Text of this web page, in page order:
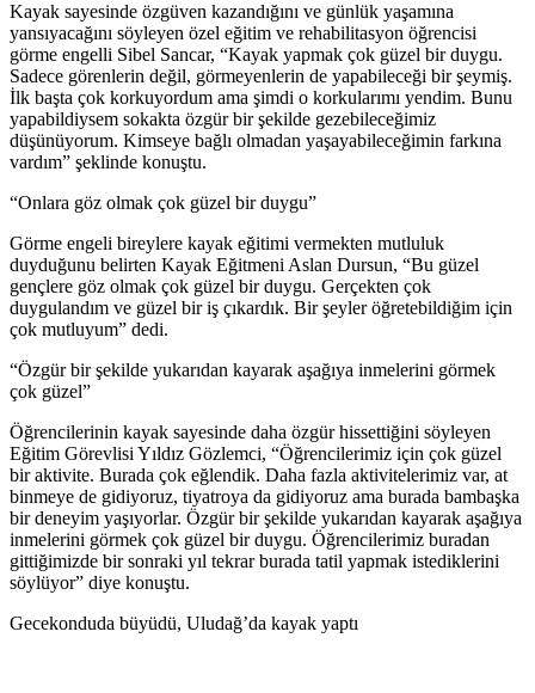
Kayak sayesinde özgüven kazandığını ve günlük yaşamına
yansıyacağını söyleyen özel eğitim ve rehabilitasyon öğrencisi
görme engelli Sibel Sancar, “Kayak yapmak çok güzel bir duygu.
Sadece görenlerin değil, görmeyenlerin de yapabileceği bir şeymiş.
İlk başta çok korkuyordum ama şimdi o korkularımı yendim. Bunu
yapabildiysem sokakta özgür bir şekilde gezebileceğimiz
düşünüyorum. Kimseye bağlı olmadan yaşayabileceğimin farkına
vardım” şeklinde konuştu.
“Onlara göz olmak çok güzel bir duygu”
Görme engeli bireylere kayak eğitimi vermekten mutluluk
duyduğunu belirten Kayak Eğitmeni Aslan Dursun, “Bu güzel
gençlere göz olmak çok güzel bir duygu. Gerçekten çok
duygulandım ve güzel bir iş çıkardık. Bir şeyler öğretebildiğim için
çok mutluyum” dedi.
“Özgür bir şekilde yukarıdan kayarak aşağıya inmelerini görmek
çok güzel”
Öğrencilerinin kayak sayesinde daha özgür hissettiğini söyleyen
Eğitim Görevlisi Yıldız Gözlemci, “Öğrencilerimiz için çok güzel
bir aktivite. Burada çok eğlendik. Daha fazla aktivitelerimiz var, at
binmeye de gidiyoruz, tiyatroya da gidiyoruz ama burada bambaşka
bir deneyim yaşıyorlar. Özgür bir şekilde yukarıdan kayarak aşağıya
inmelerini görmek çok güzel bir duygu. Öğrencilerimiz buradan
gittiğimizde bir sonraki yıl tekrar burada tatil yapmak istediklerini
söylüyor” diye konuştu.
Gecekonduda büyüdü, Uludağ’da kayak yaptı